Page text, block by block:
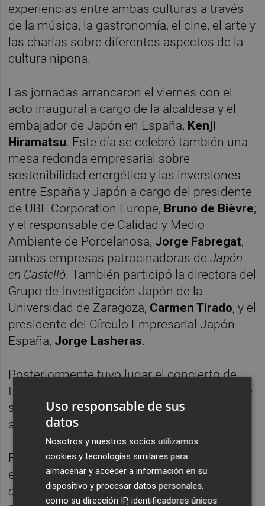
experiencias entre ambas culturas a través
de la música, la gastronomía, el cine, el arte y
las charlas sobre diferentes aspectos de la
cultura nipona.
Las jornadas arrancaron el viernes con el
acto inaugural a cargo de la alcaldesa y el
embajador de Japón en España, Kenji
Hiramatsu. Este día se celebró también una
mesa redonda empresarial sobre
sostenibilidad energética y las inversiones
entre España y Japón a cargo del presidente
de UBE Corporation Europe, Bruno de Bièvre;
y el responsable de Calidad y Medio
Ambiente de Porcelanosa, Jorge Fabregat,
ambas empresas patrocinadoras deJapón
en Castelló. También participó la directora del
Grupo de Investigación Japón de la
Universidad de Zaragoza, Carmen Tirado, y el
presidente del Círculo Empresarial Japón
España, Jorge Lasheras.
Posteriormente tuvo lugar el concierto de
taiko, a cargo del grupo Barcelona Taiko, que
se celebró en la plaza mayor ante la
asistencia de unas 300 personas.
El sábado, la programación contó con
exhibiciones de artes marciales, unshow
cooking, charlas y cine. Unas 300 personas
Uso responsable de sus
datos
Nosotros y nuestros socios utilizamos
cookies y tecnologías similares para
almacenar y acceder a información en su
dispositivo y procesar datos personales,
como su dirección IP, identificadores únicos